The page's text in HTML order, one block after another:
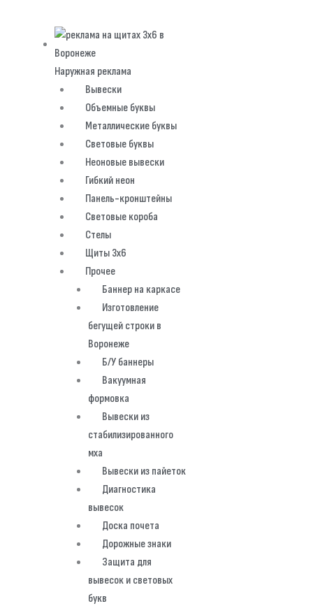
Наружная реклама
Вывески
Объемные буквы
Металлические буквы
Световые буквы
Неоновые вывески
Гибкий неон
Панель-кронштейны
Световые короба
Стелы
Щиты 3х6
Прочее
Баннер на каркасе
Изготовление
бегущей строки в
Воронеже
Б/У баннеры
Вакуумная
формовка
Вывески из
стабилизированного
мха
Вывески из пайеток
Диагностика
вывесок
Доска почета
Дорожные знаки
Защита для
вывесок и световых
букв